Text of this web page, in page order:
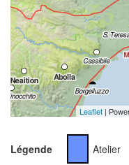
Leaflet |
Légende Atelier